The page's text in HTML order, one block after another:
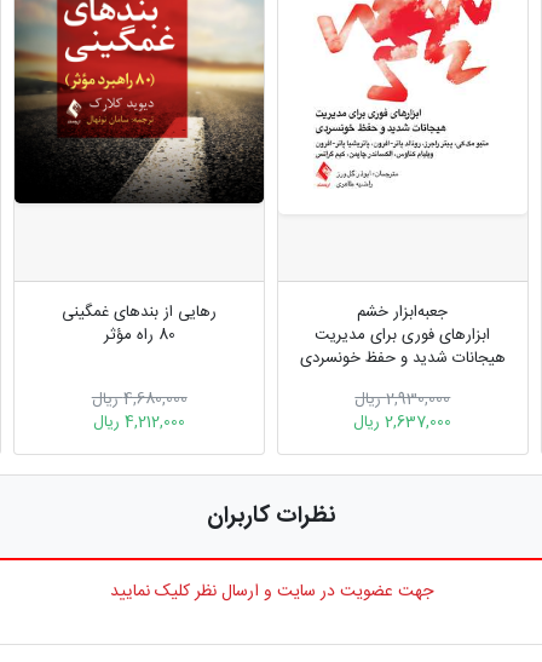
جعبه‌ابزار خشم
ابزارهای فوری برای مدیریت
هیجانات شدید و حفظ خونسردی
2,930,000 ریال
2,637,000 ریال
رهایی از بندهای غمگینی
80 راه مؤثر
4,680,000 ریال
4,212,000 ریال
نظرات کاربران
جهت عضویت در سایت و ارسال نظر کلیک نمایید